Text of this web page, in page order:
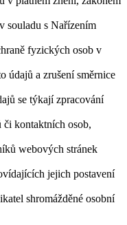
souladu s Nařízením
fyzických osob v
údajů a zrušení směrnice
se týkají zpracování
či kontaktních osob,
webových stránek
jejich postavení
shromážděné osobní